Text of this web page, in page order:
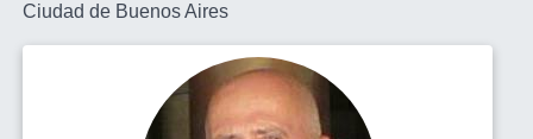
Ciudad de Buenos Aires